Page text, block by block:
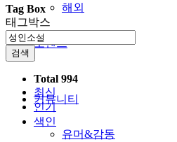
해외
토렌트
커뮤니티
유머&감동
Tag Box
태그박스
검색
Total 994
최신
인기
색인